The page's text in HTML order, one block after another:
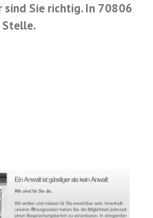
sind Sie richtig. In 70806
Stelle.